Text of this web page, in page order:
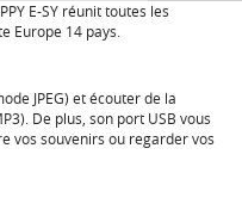
E-SY réunit toutes les
Europe 14 pays.
JPEG) et écouter de la
De plus, son port USB vous
vos souvenirs ou regarder vos